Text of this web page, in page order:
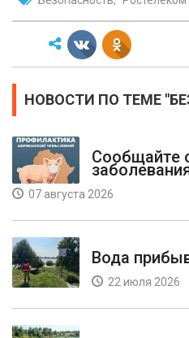
НОВОСТИ ПО ТЕМЕ
Сообщайте
07 августа 2026
Вода
22 июля 2026